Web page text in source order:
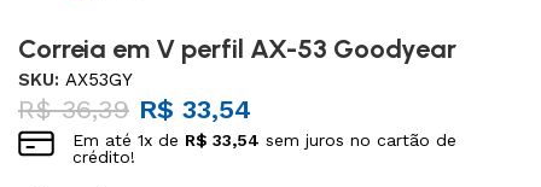
Correia em V perfil AX-53 Goodyear
SKU:AX53GY
R$36,39 R$ 33,54
Em até1x de R$ 33,54 sem juros no cartão de
crédito!